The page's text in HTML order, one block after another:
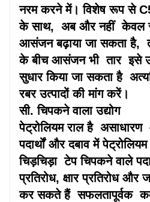
नरम करने में। विशेष रूप से
के साथ, अब और नहीं केवल
आसंजन बढ़ाया जा सकता है,
के बीच आसंजन भी तार इसे
सुधार किया जा सकता है
रबर उत्पादों की मांग करें।
सी. चिपकने वाला उद्योग
पेट्रोलियम राल है असाधारण
पदार्थों और दबाव में पेट्रोलियम
चिड़चिड़ा टेप चिपकने वाले
प्रतिरोध, क्षार प्रतिरोध और
कर सकते हैं सफलतापूर्वक